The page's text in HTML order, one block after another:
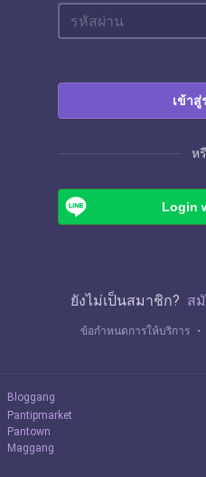
เข้าสู่
ห
Login
ยังไม่เป็นสมาชิก? ส
ข้อกำหนดการให้บริการ ・
Bloggang
Pantipmarket
Pantown
Maggang